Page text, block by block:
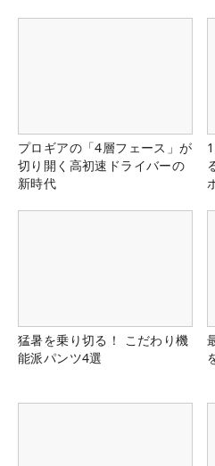
プロギアの「4層フェース」が
切り開く高初速ドライバーの
新時代
猛暑を乗り切る！ こだわり機
能派パンツ4選